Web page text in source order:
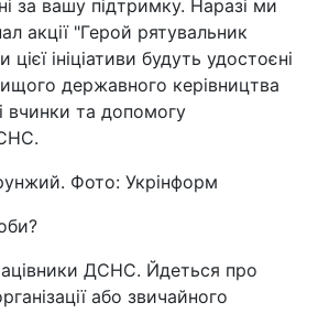
за вашу підтримку. Наразі ми
акції "Герой рятувальник
ініціативи будуть удостоєні
державного керівництва
вчинки та допомогу
Фото: Укрінформ
ДСНС. Йдеться про
або звичайного